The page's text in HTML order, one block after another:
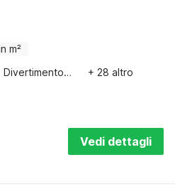
m²
Divertimento per bambini + 28 altro
Vedi dettagli